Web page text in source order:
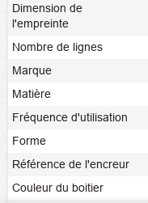
Dimension de
l'empreinte
Nombre de lignes
Marque
Matière
Fréquence d'utilisation
Forme
Référence de l'encreur
Couleur du boitier